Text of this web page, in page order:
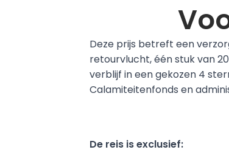
Deze prijs betreft een
retourvlucht, één stuk van
verblijf in een gekozen 4
Calamiteitenfonds en
De reis is exclusief: